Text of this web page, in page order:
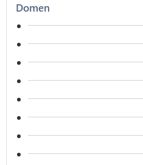
Domen